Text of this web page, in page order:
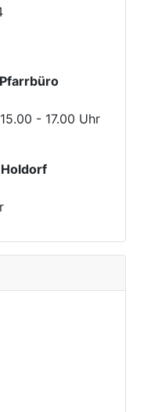
- 17.00 Uhr